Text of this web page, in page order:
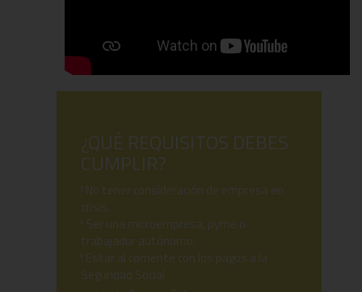
¿QUÉ REQUISITOS DEBES
CUMPLIR?
! No tener consideración de empresa en
crisis.
! Ser una microempresa, pyme o
trabajador autónomo.
! Estar al corriente con los pagos a la
Seguridad Social